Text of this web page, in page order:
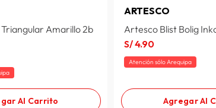
Amarillo 2b
Al Carrito
ARTESCO
Artesco Blist Bolig
S/4.90
Atención sólo Arequipa
Agregar Al